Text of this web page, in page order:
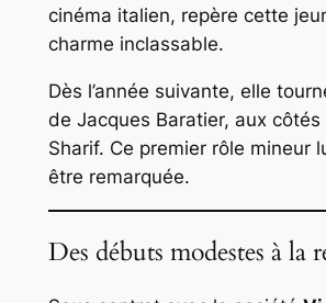
cinéma italien, repère cette
charme inclassable.
Dès l’année suivante, elle
de Jacques Baratier, aux côtés
Sharif. Ce premier rôle mineur
être remarquée.
Des débuts modestes à la